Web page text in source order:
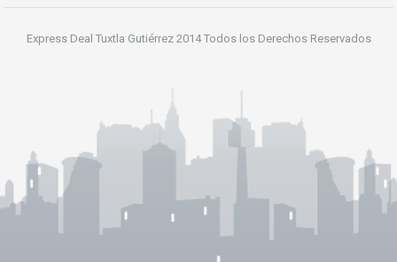
Express Deal Tuxtla Gutiérrez 2014 Todos los Derechos Reservados